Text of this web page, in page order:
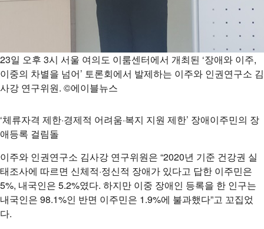
23일 오후 3시 서울 여의도 이룸센터에서 개최된 ‘장애와 이주,
이중의 차별을 넘어’ 토론회에서 발제하는 이주와 인권연구소 김
사강 연구위원. ©에이블뉴스
‘체류자격 제한·경제적 어려움·복지 지원 제한’ 장애이주민의 장
애등록 걸림돌
이주와 인권연구소 김사강 연구위원은 “2020년 기준 건강권 실
태조사에 따르면 신체적·정신적 장애가 있다고 답한 이주민은
5%, 내국인은 5.2%였다. 하지만 이중 장애인 등록을 한 인구는
내국인은 98.1%인 반면 이주민은 1.9%에 불과했다”고 꼬집었
다.